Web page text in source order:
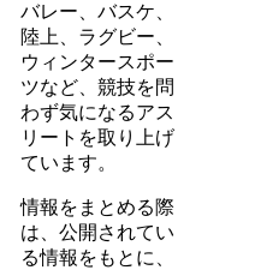
バレー、バスケ、
陸上、ラグビー、
ウィンタースポー
ツなど、競技を問
わず気になるアス
リートを取り上げ
ています。
情報をまとめる際
は、公開されてい
る情報をもとに、